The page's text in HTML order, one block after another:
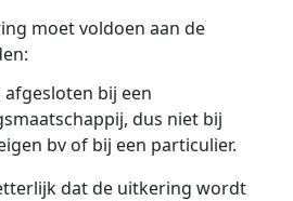
moet voldoen aan de
bij een
dus niet bij
bv of bij een particulier.
dat de uitkering wordt